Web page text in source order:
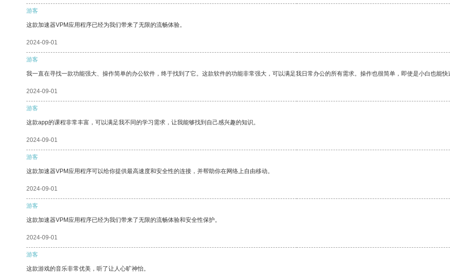
游客
这款加速器VPM应用程序已经为我们带来了无限的流畅体验。
2024-09-01
游客
我一直在寻找一款功能强大、操作简单的办公软件，终于找到了它。这款软件的功能非常强大，可以满足我日常办公的所有需求。操作也很简单，即使是小白也能快
2024-09-01
游客
这款app的课程非常丰富，可以满足我不同的学习需求，让我能够找到自己感兴趣的知识。
2024-09-01
游客
这款加速器VPM应用程序可以给你提供最高速度和安全性的连接，并帮助你在网络上自由移动。
2024-09-01
游客
这款加速器VPM应用程序已经为我们带来了无限的流畅体验和安全性保护。
2024-09-01
游客
这款游戏的音乐非常优美，听了让人心旷神怡。